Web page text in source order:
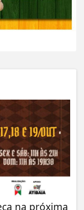
na próxima